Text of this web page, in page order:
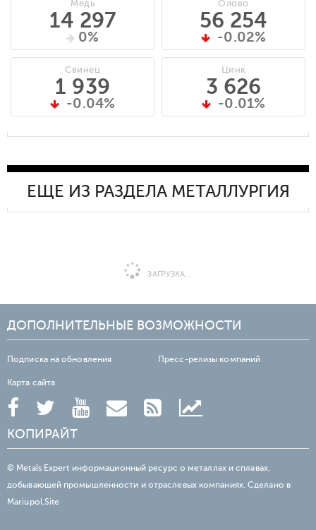
Медь
14 297
0%
Свинец
1 939
-0.04%
Олово
56 254
-0.02%
Цинк
3 626
-0.01%
ЕЩЕ ИЗ РАЗДЕЛА МЕТАЛЛУРГИЯ
ЗАГРУЗКА...
ДОПОЛНИТЕЛЬНЫЕ ВОЗМОЖНОСТИ
Подписка на обновления Пресс-релизы компаний
Карта сайта
КОПИРАЙТ
© Metals Expert информационный ресурс о металлах и сплавах,
добывающей промышленности и отраслевых компаниях. Сделано в
Mariupol.Site